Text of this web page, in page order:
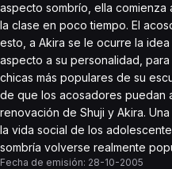
aspecto sombrío, ella
la clase en poco tiempo. El
esto, a Akira se le ocurre la
aspecto a su personalidad,
chicas más populares de su
de que los acosadores puedan
renovación de Shuji y Akira.
la vida social de los
sombría volverse realmente
Fecha de emisión: 28-10-2005